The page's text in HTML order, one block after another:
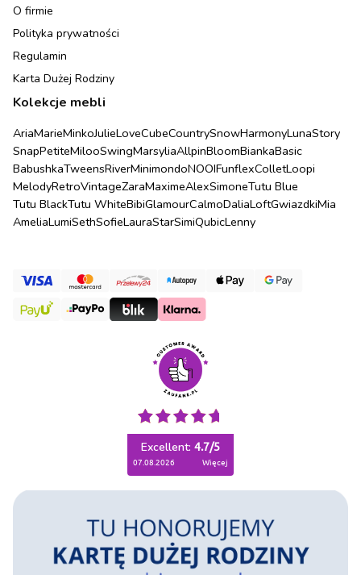
O firmie
Polityka prywatności
Regulamin
Karta Dużej Rodziny
Kolekcje mebli
AriaMarieMinkoJulieLoveCubeCountrySnowHarmonyLunaStory
SnapPetiteMilooSwingMarsyliaAllpinBloomBiankaBasic
BabushkaTweensRiverMinimondoNOOIFunflexColletLoopi
MelodyRetroVintageZaraMaximeAlexSimoneTutu Blue
Tutu BlackTutu WhiteBibiGlamourCalmoDaliaLoftGwiazdkiMia
AmeliaLumiSethSofieLauraStarSimiQubicLenny
Excellent: 4.7/5
07.08.2026 więcej